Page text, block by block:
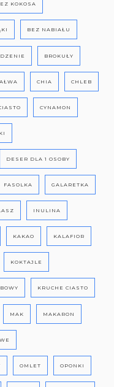
KOKOSA
BEZ NABIAŁU
BROKUŁY
CHIA CHLEB
CYNAMON
DESER DLA 1 OSOBY
FASOLKA GALARETKA
INULINA
KAKAO KALAFIOR
KOKTAJLE
KRUCHE CIASTO
MAK MAKARON
OMLET OPONKI